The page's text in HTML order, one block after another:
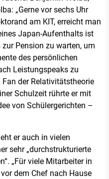
„Gerne vor sechs Uhr
am KIT, erreicht man
Japan-Aufenthalts ist
Pension zu warten, um
des persönlichen
Leistungspeaks zu
der Relativitätstheorie
Schulzeit rührte er mit
von Schülergerichten –
er auch in vielen
sehr „durchstrukturierte
„Für viele Mitarbeiter in
dem Chef nach Hause